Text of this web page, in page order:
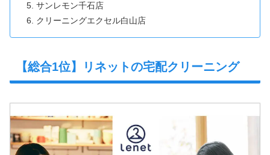
サンレモン千石店
クリーニングエクセル白山店
【総合1位】リネットの宅配クリーニング